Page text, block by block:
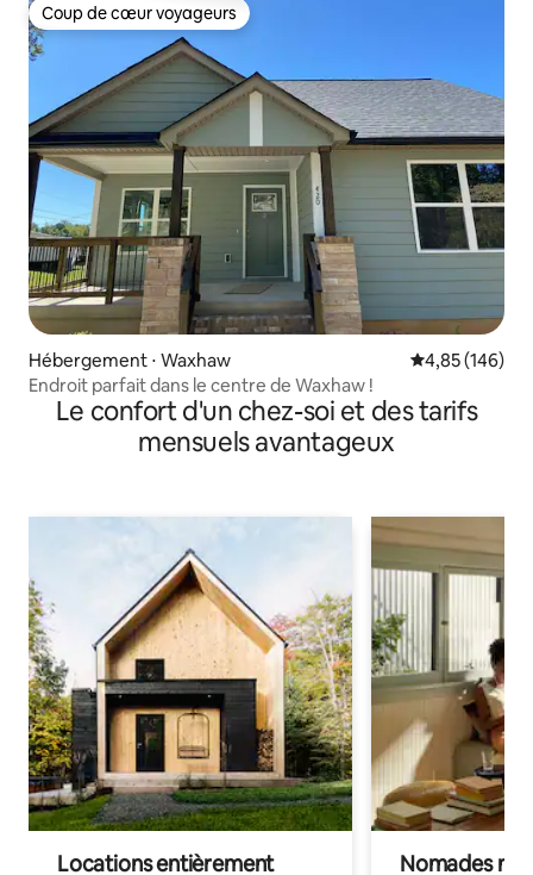
Coup de cœur voyageurs
Coup de cœur voyageurs
Hébergement ⋅ Waxhaw Évaluation
4,85 (146)
Endroit parfait dans le centre de Waxhaw !
Le confort d'un chez-soi et des tarifs
mensuels avantageux
Locations entièrement Nomades